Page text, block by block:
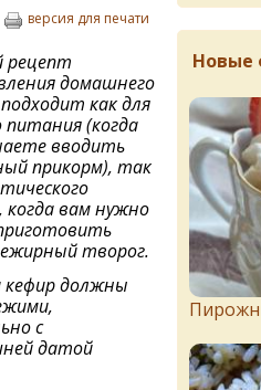
версия для печати
рецепт
домашнего
как для
питания (когда
вводить
прикорм), так
вам нужно
творог.
кефир должны
с
датой
Новые